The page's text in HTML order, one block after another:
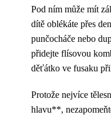
Pod ním může mít
dítě oblékáte přes
punčocháče nebo
přidejte flísovou
děťátko ve fusaku
Protože nejvíce
hlavu**,